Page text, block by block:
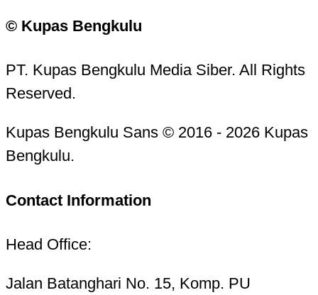
© Kupas Bengkulu
PT. Kupas Bengkulu Media Siber. All Rights
Reserved.
Kupas Bengkulu Sans © 2016 - 2026 Kupas
Bengkulu.
Contact Information
Head Office:
Jalan Batanghari No. 15, Komp. PU